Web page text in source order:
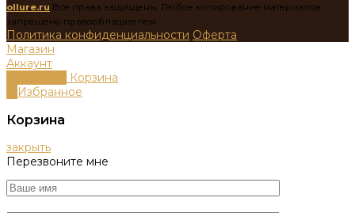
ollure.ru Все права защищены. Любое копирование материалов
запрещено правообладателем.
Политика конфиденциальности Оферта
Магазин
Аккаунт
Корзина
Избранное
Корзина
закрыть
Перезвоните мне